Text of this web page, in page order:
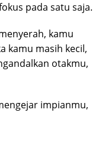
pada satu saja.
kamu
kamu masih kecil,
otakmu,
impianmu,